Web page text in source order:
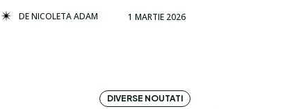
DENICOLETA ADAM 1 MARTIE 2026
DIVERSE NOUTATI